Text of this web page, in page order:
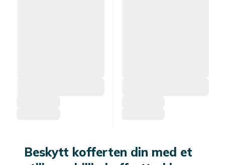
Beskytt kofferten din med et